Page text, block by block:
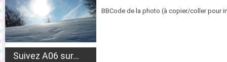
Suivez A06 sur...
BBCode de la photo (à copier/coller pour